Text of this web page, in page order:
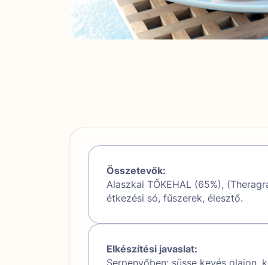
Összetevők:
Alaszkai TŐKEHAL (65%),
étkezési só, fűszerek, élesztő.
Elkészítési javaslat:
Serpenyőben: süsse kevés olajon,